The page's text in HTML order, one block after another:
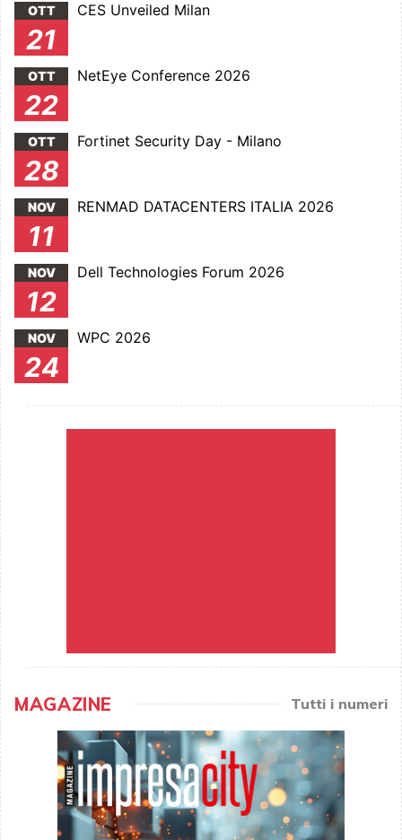
OTT
21
CES Unveiled Milan
OTT
22
NetEye Conference 2026
OTT
28
Fortinet Security Day - Milano
NOV
11
RENMAD DATACENTERS ITALIA 2026
NOV
12
Dell Technologies Forum 2026
NOV
24
WPC 2026
MAGAZINE Tutti i numeri